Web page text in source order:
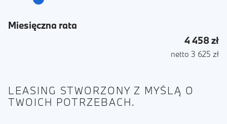
Miesięczna rata
4 458 zł
netto 3 625 zł
LEASING STWORZONY Z MYŚLĄ O
TWOICH POTRZEBACH.